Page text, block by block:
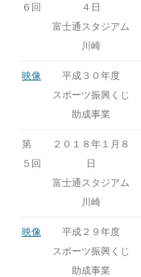
６回
４日
富士通スタジアム
川崎
映像
平成３０年度
スポーツ振興くじ
助成事業
第
５回
２０１８年１月８
日
富士通スタジアム
川崎
映像
平成２９年度
スポーツ振興くじ
助成事業